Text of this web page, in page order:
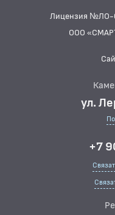
Лицензия №ЛО-
ООО
ул.
+7